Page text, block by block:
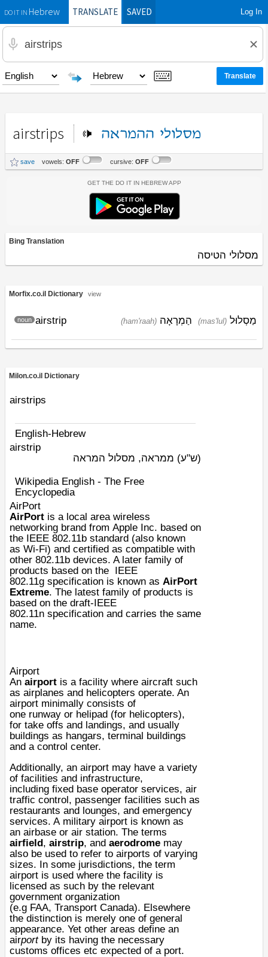
DO IT INHebrewTRANSLATE SAVED Log In
airstrips מסלולי ההמראה
save vowels: OFF cursive: OFF
Get the Do It In Hebrew App
Bing Translation
מסלולי הטיסה
Morfix.co.il Dictionary view
airstrip
noun (mas'lul) מַסְלוּל (ham'raah) הַמְרָאָה
Milon.co.il Dictionary
airstrips
English-Hebrew
airstrip
(ש"ע) ממראה, מסלול המראה
Wikipedia English - The Free
Encyclopedia
AirPort
AirPort is a local area wireless
networking brand from Apple Inc. based on
the IEEE 802.11b standard (also known
as Wi-Fi) and certified as compatible with
other 802.11b devices. A later family of
products based on the IEEE
802.11g specification is known as AirPort
Extreme. The latest family of products is
based on the draft-IEEE
802.11n specification and carries the same
name.
Airport
An airport is a facility where aircraft such
as airplanes and helicopters operate. An
airport minimally consists of
one runway or helipad (for helicopters),
for take offs and landings, and usually
buildings as hangars, terminal buildings
and a control center.
Additionally, an airport may have a variety
of facilities and infrastructure,
including fixed base operator services, air
traffic control, passenger facilities such as
restaurants and lounges, and emergency
services. A military airport is known as
an airbase or air station. The terms
airfield, airstrip, and aerodrome may
also be used to refer to airports of varying
sizes. In some jurisdictions, the term
airport is used where the facility is
licensed as such by the relevant
government organization
(e.g FAA, Transport Canada). Elsewhere
the distinction is merely one of general
appearance. Yet other areas define an
airportby its having the necessary
customs offices etc expected of a port.